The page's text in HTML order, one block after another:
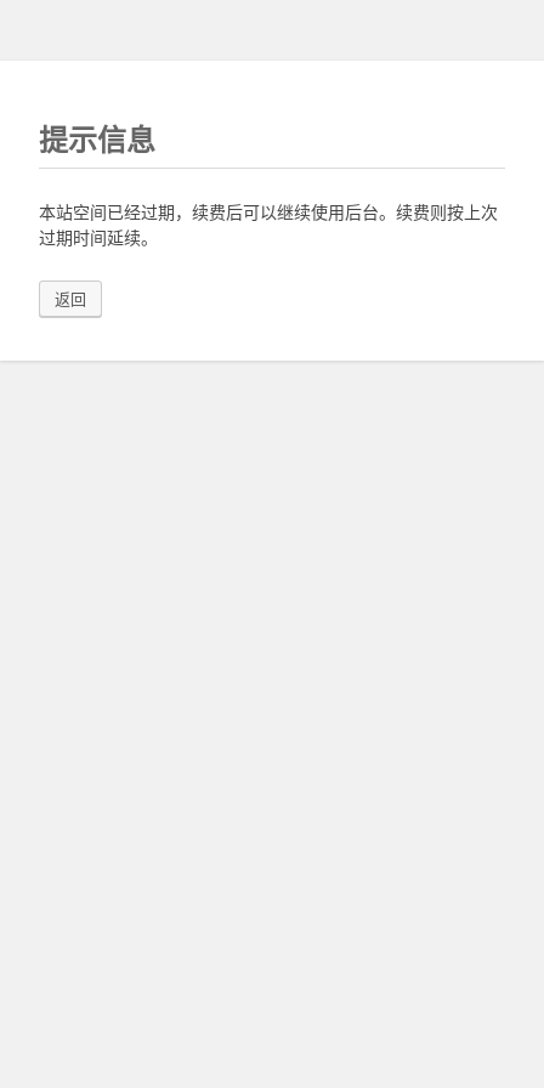
提示信息
本站空间已经过期，续费后可以继续使用后台。续费则按上次
过期时间延续。
返回